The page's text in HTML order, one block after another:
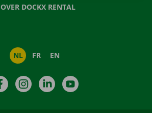
OVER DOCKX RENTAL
NL FR EN
FacebookInstagramLinkedIn